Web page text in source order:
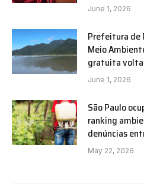
June 1, 2026
Prefeitura de
Meio
gratuita
June 1, 2026
São Paulo
ranking
denúncias
May 22, 2026